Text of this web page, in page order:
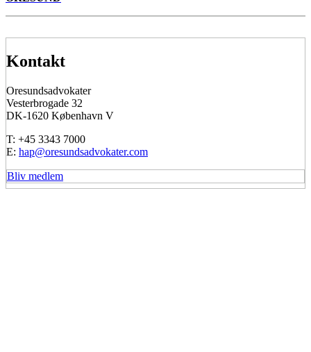
Kontakt
Oresundsadvokater
Vesterbrogade 32
DK-1620 København V
T: +45 3343 7000
E: hap@oresundsadvokater.com
Bliv medlem